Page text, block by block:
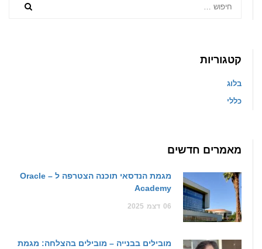
קטגוריות
בלוג
כללי
מאמרים חדשים
מגמת הנדסאי תוכנה הצטרפה ל – Oracle
Academy
06 דצמ 2025
מובילים בבנייה – מובילים בהצלחה: מגמת